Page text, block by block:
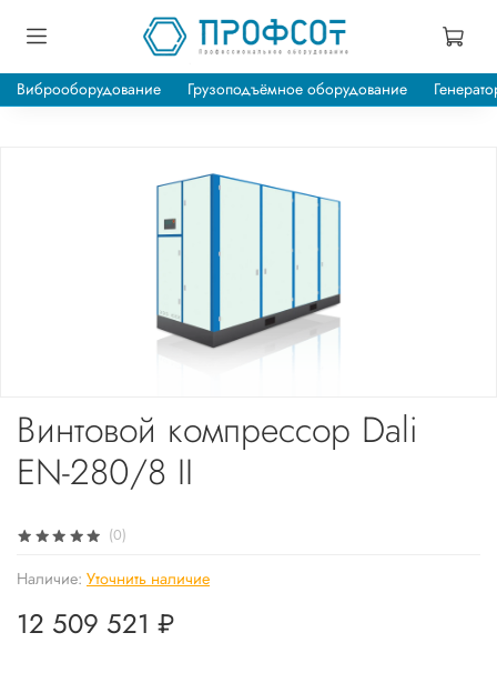
Виброоборудование Грузоподъёмное оборудование
(0)
Наличие: Уточнить наличие
Винтовой компрессор Dali
EN-280/8 II
12 509 521 ₽